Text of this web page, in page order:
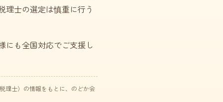
理士の選定は慎重に行う
にも全国対応でご支援し
理士）の情報をもとに、のどか会